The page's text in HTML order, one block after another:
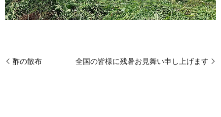
酢の散布 全国の皆様に残暑お見舞い申し上げます